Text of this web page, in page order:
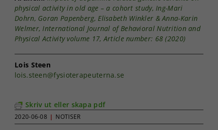
physical activity in old age – a cohort study, Ing-Mari
Dohrn, Goran Papenberg, Elisabeth Winkler & Anna-Karin
Welmer, International Journal of Behavioral Nutrition and
Physical Activity volume 17, Article number: 68 (2020)
Lois Steen
lois.steen@fysioterapeuterna.se
Skriv ut eller skapa pdf
2020-06-08 | NOTISER